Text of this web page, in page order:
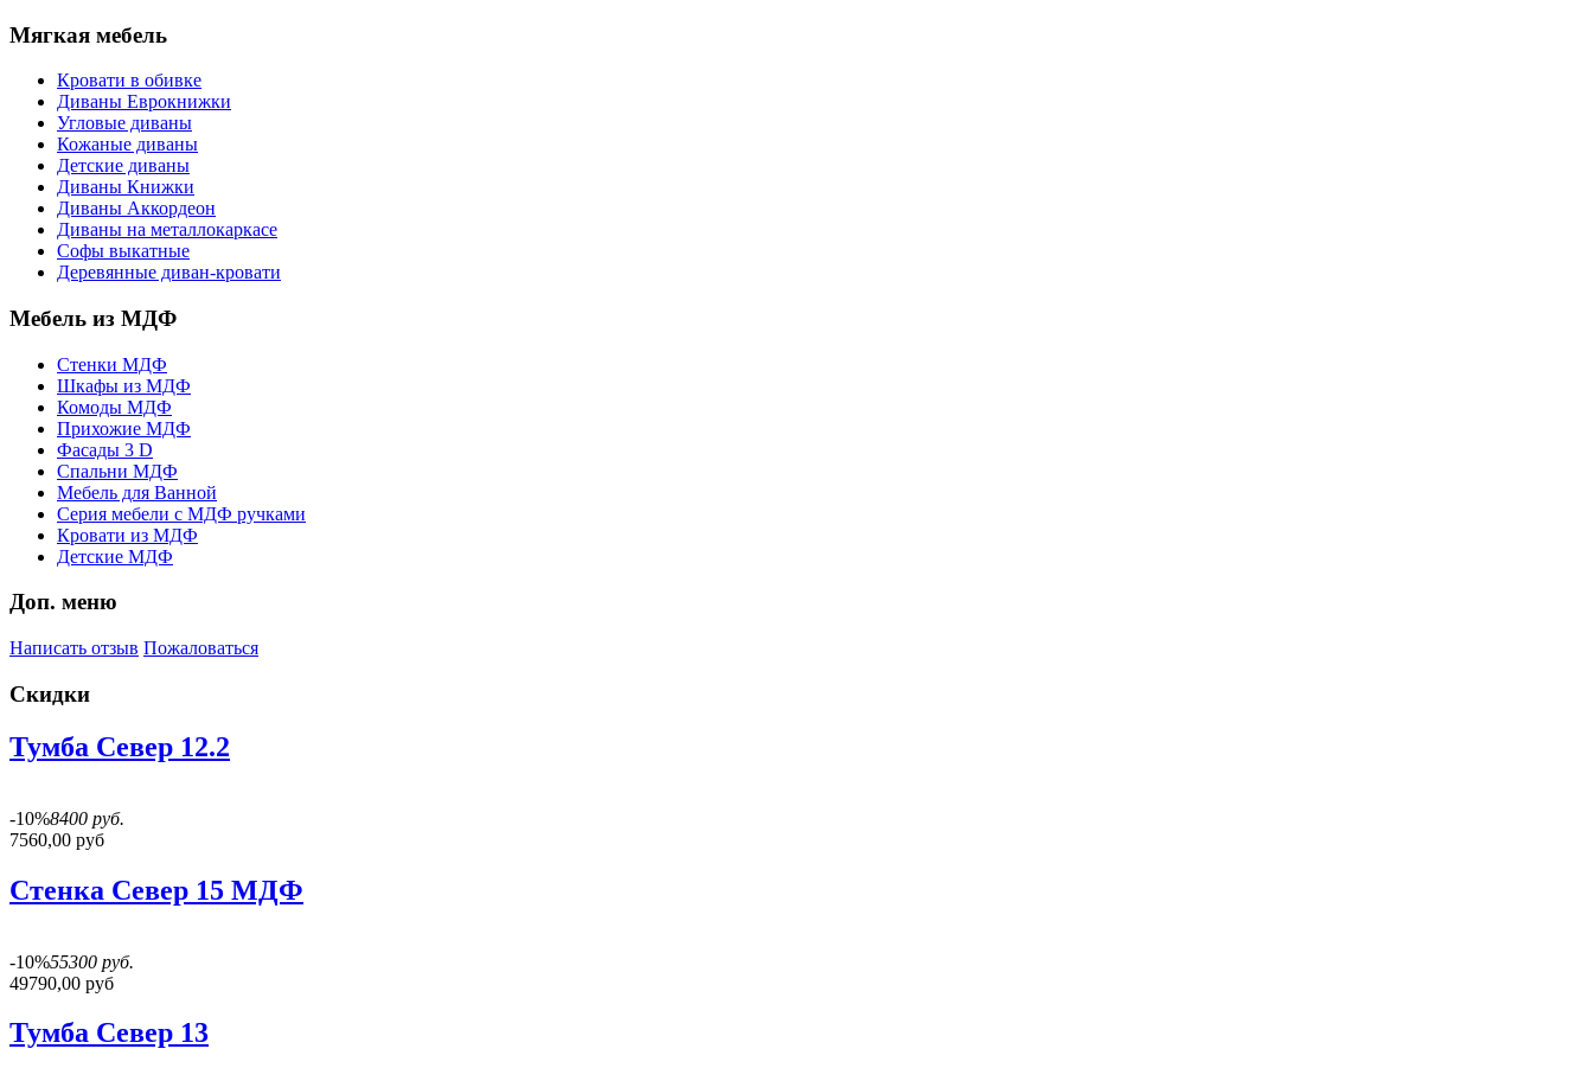
Мягкая мебель
Кровати в обивке
Диваны Еврокнижки
Угловые диваны
Кожаные диваны
Детские диваны
Диваны Книжки
Диваны Аккордеон
Диваны на металлокаркасе
Софы выкатные
Деревянные диван-кровати
Мебель из МДФ
Стенки МДФ
Шкафы из МДФ
Комоды МДФ
Прихожие МДФ
Фасады 3 D
Спальни МДФ
Мебель для Ванной
Серия мебели с МДФ ручками
Кровати из МДФ
Детские МДФ
Доп. меню
Написать отзыв Пожаловаться
Скидки
Тумба Север 12.2
-10%8400 руб.
7560,00 руб
Стенка Север 15 МДФ
-10%55300 руб.
49790,00 руб
Тумба Север 13